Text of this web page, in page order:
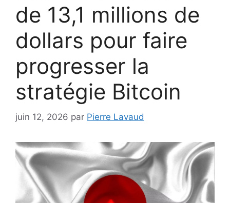
de 13,1 millions de
dollars pour faire
progresser la
stratégie Bitcoin
juin 12, 2026 par Pierre Lavaud